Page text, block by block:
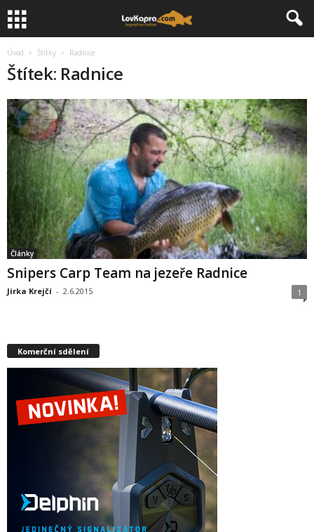
Úvod Štítky Radnice
Štítek: Radnice
Články
Snipers Carp Team na jezeře Radnice
Jirka Krejčí - 2.6.2015 1
Komerční sdělení